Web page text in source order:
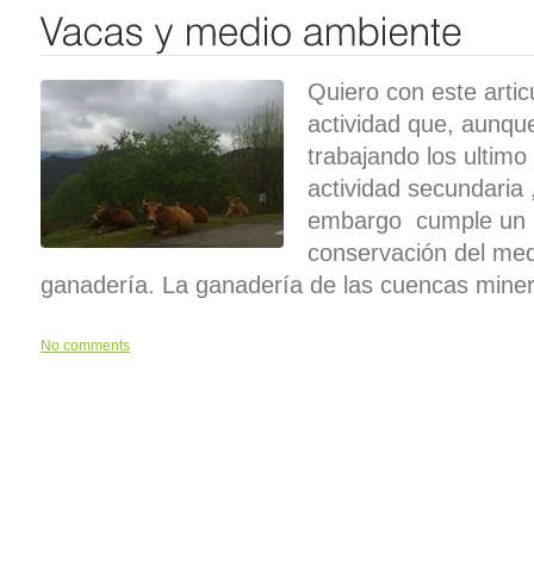
Quiero con este
actividad que,
trabajando los
actividad
embargo cumple un
conservación del
ganadería. La ganadería de las cuencas
No comments